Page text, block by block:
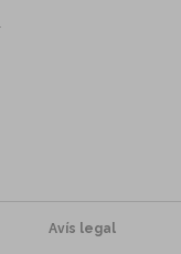
Avís legal